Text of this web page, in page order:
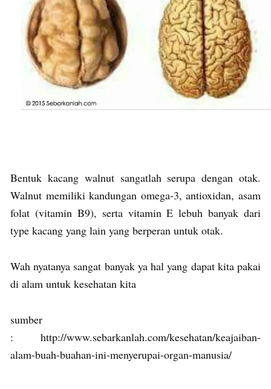
Bentuk kacang walnut sangatlah serupa dengan otak.
Walnut memiliki kandungan omega-3, antioxidan, asam
folat (vitamin B9), serta vitamin E lebuh banyak dari
type kacang yang lain yang berperan untuk otak.
Wah nyatanya sangat banyak ya hal yang dapat kita pakai
di alam untuk kesehatan kita
sumber
: http://www.sebarkanlah.com/kesehatan/keajaiban-
alam-buah-buahan-ini-menyerupai-organ-manusia/